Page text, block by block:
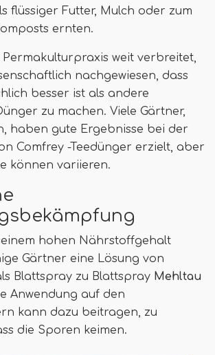
flüssiger Futter, Mulch oder zum
ernten.
weit verbreitet,
nachgewiesen, dass
besser ist als andere
zu machen. Viele Gärtner,
haben gute Ergebnisse bei der
Comfrey -Teedünger erzielt, aber
können variieren.
hohen Nährstoffgehalt
Gärtner eine Lösung von
Blattspray zu Blattspray Mehltau
Anwendung auf den
kann dazu beitragen, zu
die Sporen keimen.